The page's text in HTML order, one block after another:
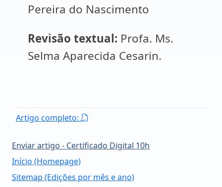
Pereira do Nascimento
Revisão textual: Profa. Ms.
Selma Aparecida Cesarin.
Artigo completo:
Enviar artigo - Certificado Digital 10h
Início (Homepage)
Sitemap (Edições por mês e ano)